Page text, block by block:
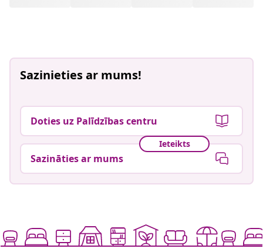
Sazinieties ar mums!
Doties uz Palīdzības centru
Ieteikts
Sazināties ar mums